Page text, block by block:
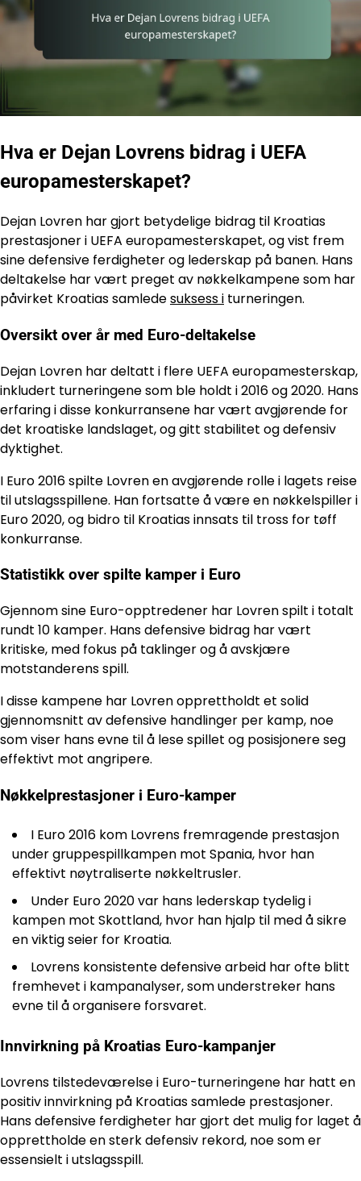
Hva er Dejan Lovrens bidrag i UEFA
europamesterskapet?
Dejan Lovren har gjort betydelige bidrag til Kroatias
prestasjoner i UEFA europamesterskapet, og vist frem
sine defensive ferdigheter og lederskap på banen. Hans
deltakelse har vært preget av nøkkelkampene som har
påvirket Kroatias samledesuksess i turneringen.
Oversikt over år med Euro-deltakelse
Dejan Lovren har deltatt i flere UEFA europamesterskap,
inkludert turneringene som ble holdt i 2016 og 2020. Hans
erfaring i disse konkurransene har vært avgjørende for
det kroatiske landslaget, og gitt stabilitet og defensiv
dyktighet.
I Euro 2016 spilte Lovren en avgjørende rolle i lagets reise
til utslagsspillene. Han fortsatte å være en nøkkelspiller i
Euro 2020, og bidro til Kroatias innsats til tross for tøff
konkurranse.
Statistikk over spilte kamper i Euro
Gjennom sine Euro-opptredener har Lovren spilt i totalt
rundt 10 kamper. Hans defensive bidrag har vært
kritiske, med fokus på taklinger og å avskjære
motstanderens spill.
I disse kampene har Lovren opprettholdt et solid
gjennomsnitt av defensive handlinger per kamp, noe
som viser hans evne til å lese spillet og posisjonere seg
effektivt mot angripere.
Nøkkelprestasjoner i Euro-kamper
I Euro 2016 kom Lovrens fremragende prestasjon
under gruppespillkampen mot Spania, hvor han
effektivt nøytraliserte nøkkeltrusler.
Under Euro 2020 var hans lederskap tydelig i
kampen mot Skottland, hvor han hjalp til med å sikre
en viktig seier for Kroatia.
Lovrens konsistente defensive arbeid har ofte blitt
fremhevet i kampanalyser, som understreker hans
evne til å organisere forsvaret.
Innvirkning på Kroatias Euro-kampanjer
Lovrens tilstedeværelse i Euro-turneringene har hatt en
positiv innvirkning på Kroatias samlede prestasjoner.
Hans defensive ferdigheter har gjort det mulig for laget å
opprettholde en sterk defensiv rekord, noe som er
essensielt i utslagsspill.